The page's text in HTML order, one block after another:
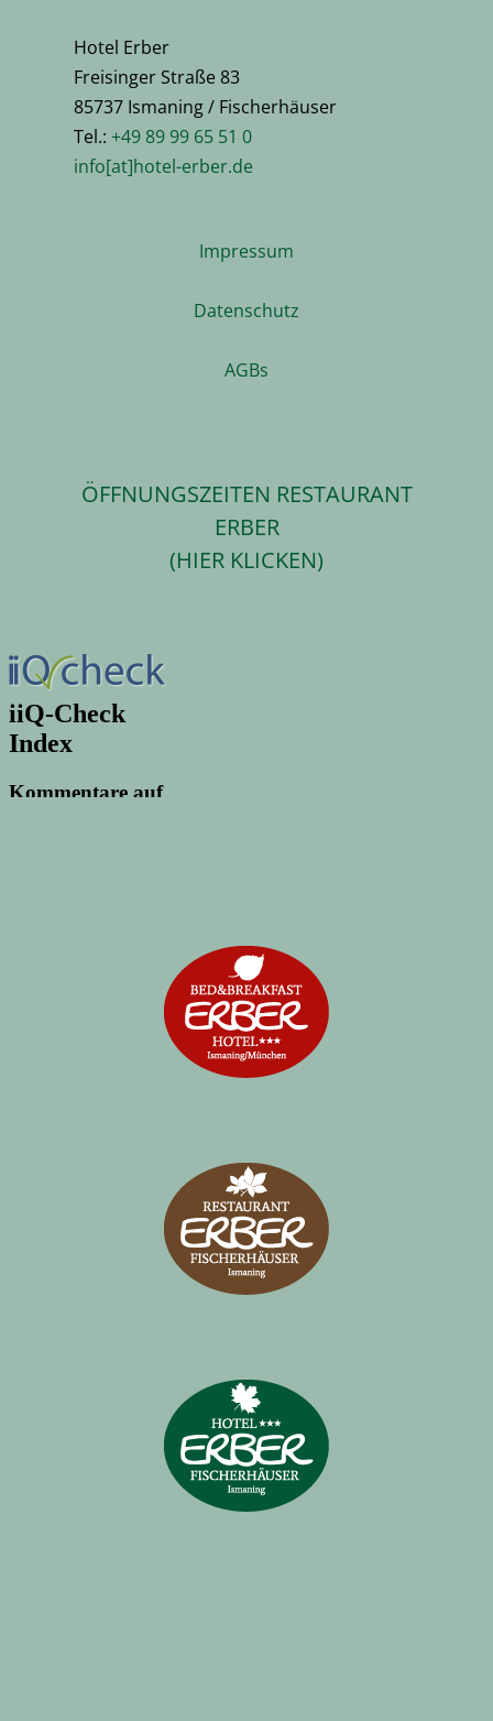
Hotel Erber
Freisinger Straße 83
85737 Ismaning / Fischerhäuser
Tel.:+49 89 99 65 51 0
info[at]hotel-erber.de
Impressum
Datenschutz
AGBs
ÖFFNUNGSZEITEN RESTAURANT
ERBER
(HIER KLICKEN)